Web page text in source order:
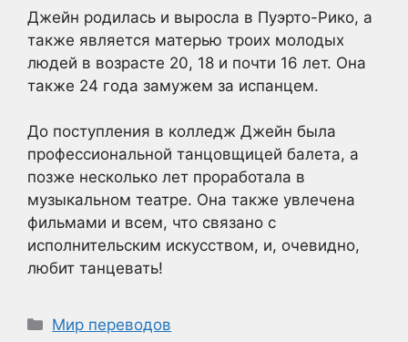
Джейн родилась и выросла в Пуэрто-Рико, а
также является матерью троих молодых
людей в возрасте 20, 18 и почти 16 лет. Она
также 24 года замужем за испанцем.
До поступления в колледж Джейн была
профессиональной танцовщицей балета, а
позже несколько лет проработала в
музыкальном театре. Она также увлечена
фильмами и всем, что связано с
исполнительским искусством, и, очевидно,
любит танцевать!
Рубрики
Мир переводов